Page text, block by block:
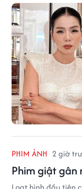
PHIM ẢNH 2 giờ
Phim giật gân